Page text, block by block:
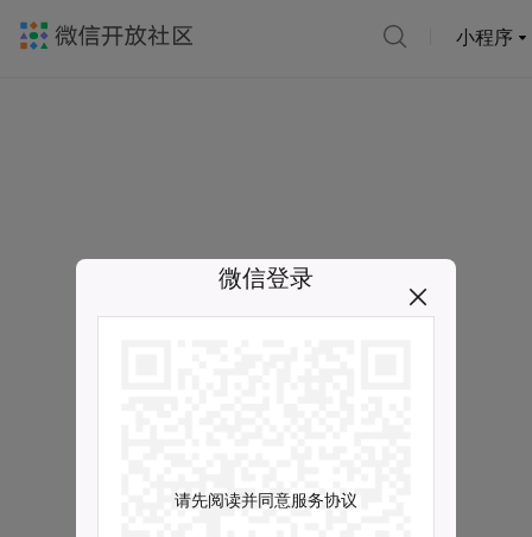
小程序
微信登录
请先阅读并同意服务协议